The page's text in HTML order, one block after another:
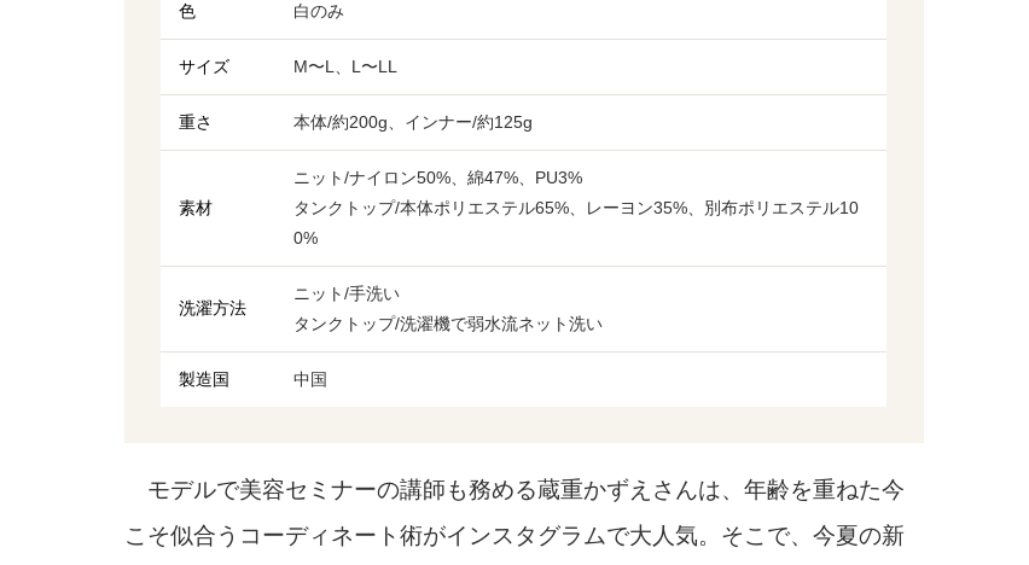
色 白のみ
サイズ M〜L、L〜LL
重さ 本体/約200g、インナー/約125g
素材
ニット/ナイロン50%、綿47%、PU3%
タンクトップ/本体ポリエステル65%、レーヨン35%、別布ポリエステル10
0%
洗濯方法
ニット/手洗い
タンクトップ/洗濯機で弱水流ネット洗い
製造国 中国
モデルで美容セミナーの講師も務める蔵重かずえさんは、年齢を重ねた今
こそ似合うコーディネート術がインスタグラムで大人気。そこで、今夏の新